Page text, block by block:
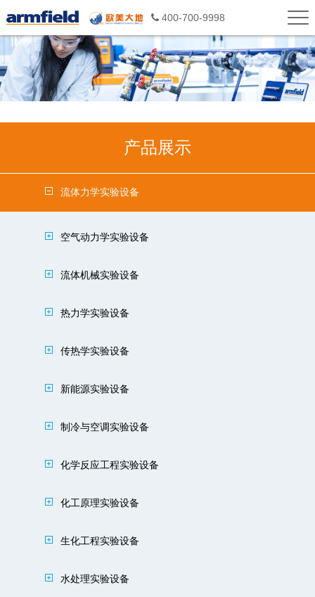
400-700-9998
产品展示
流体力学实验设备
空气动力学实验设备
流体机械实验设备
热力学实验设备
传热学实验设备
新能源实验设备
制冷与空调实验设备
化学反应工程实验设备
化工原理实验设备
生化工程实验设备
水处理实验设备